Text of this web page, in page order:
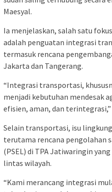
Maesyal.
Ia menjelaskan, salah satu
adalah penguatan integrasi
termasuk rencana
Jakarta dan Tangerang.
“Integrasi transportasi,
menjadi kebutuhan mendesak
efisien, aman, dan
Selain transportasi, isu
terutama rencana pengolahan
(PSEL) di TPA Jatiwaringin
lintas wilayah.
“Kami merancang integrasi